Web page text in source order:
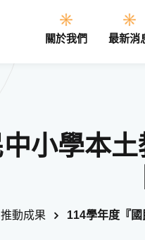
關於我們 最新消
小學本
推動成果 114學年度『